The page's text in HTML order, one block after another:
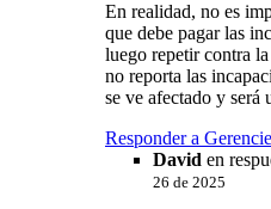
En realidad, no es
que debe pagar las
luego repetir contra
no reporta las
se ve afectado y será
Responder a
David en
26 de 2025